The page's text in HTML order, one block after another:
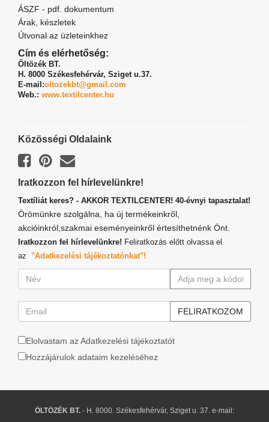
ÁSZF - pdf. dokumentum
Árak, készletek
Útvonal az üzleteinkhez
Cím és elérhetőség:
Öltözék BT.
H. 8000 Székesfehérvár, Sziget u.37.
E-mail:oltozekbt@gmail.com
Web.: www.textilcenter.hu
Közösségi Oldalaink
Iratkozzon fel hírlevelünkre!
Textíliát keres? - AKKOR TEXTILCENTER! 40-évnyi tapasztalat!
Örömünkre szolgálna, ha új termékeinkről,
akcióinkról,szakmai eseményeinkről értesíthetnénk Önt.
Iratkozzon fel hírlevelünkre! Feliratkozás előtt olvassa el
az "Adatkezelési tájékoztatónkat"!
Elolvastam az Adatkezelési tájékoztatót
Hozzájárulok adataim kezeléséhez
ÖLTÖZÉK BT. - H. 8000. Székesfehérvár, Sziget u. 37. e-mail: